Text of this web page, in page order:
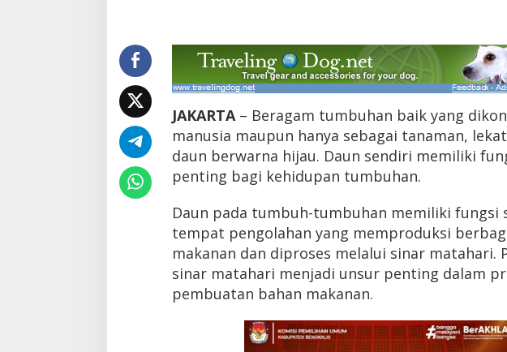
K
o
r
o
f
i
D
u
n
g
k
a
p
k
JAKARTA – Beragam tumbuhan baik yang
manusia maupun hanya sebagai tanaman,
daun berwarna hijau. Daun sendiri memiliki
penting bagi kehidupan tumbuhan.
Daun pada tumbuh-tumbuhan memiliki fungsi
tempat pengolahan yang memproduksi
makanan dan diproses melalui sinar matahari.
sinar matahari menjadi unsur penting dalam
pembuatan bahan makanan.